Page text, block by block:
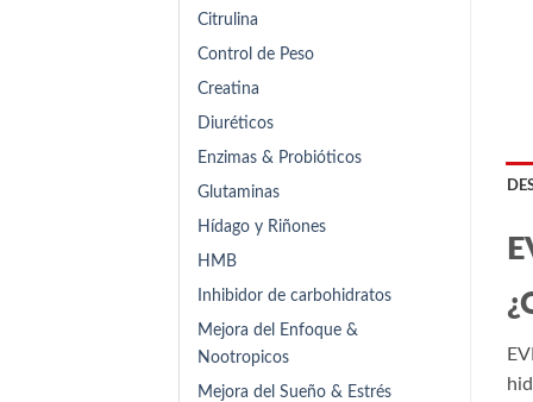
Citrulina
Control de Peso
Creatina
Diuréticos
Enzimas & Probióticos
Glutaminas
Hídago y Riñones
HMB
Inhibidor de carbohidratos
Mejora del Enfoque &
Nootropicos
Mejora del Sueño & Estrés